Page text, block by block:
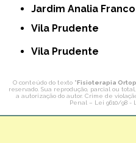
Jardim Analia Franco
Vila Prudente
Vila Prudente
O conteúdo do texto "Fisioterapia
reservado. Sua reprodução, parcial ou
a autorização do autor. Crime de
Penal – Lei 9610/98 -